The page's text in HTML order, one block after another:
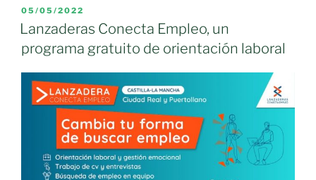
PUBLICADO
EL
05/05/2022
Lanzaderas Conecta Empleo, un
programa gratuito de orientación laboral